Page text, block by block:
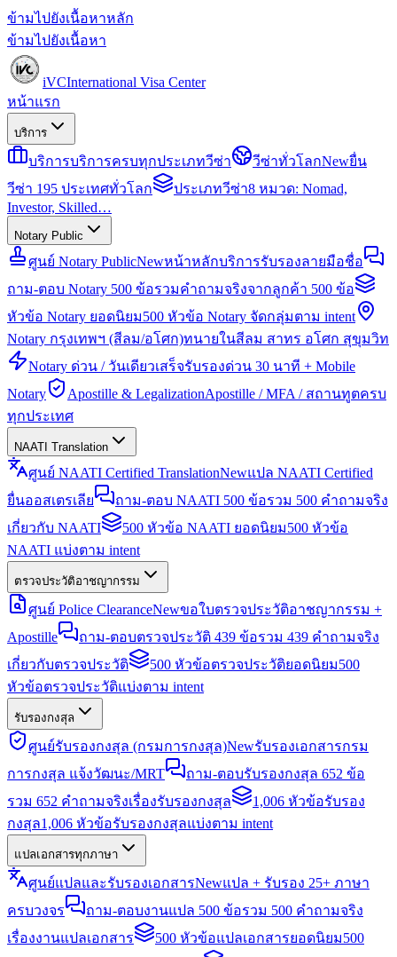
ข้ามไปยังเนื้อหาหลัก
ข้ามไปยังเนื้อหา
iVCInternational Visa Center
หน้าแรก
บริการ
บริการบริการครบทุกประเภทวีซ่า วีซ่าทั่วโลกNewยื่น
วีซ่า 195 ประเทศทั่วโลก
ประเภทวีซ่า8 หมวด: Nomad,
Investor, Skilled…
Notary Public
ศูนย์ Notary PublicNewหน้าหลักบริการรับรองลายมือชื่อ
ถาม-ตอบ Notary 500 ข้อรวมคำถามจริงจากลูกค้า 500 ข้อ
หัวข้อ Notary ยอดนิยม500 หัวข้อ Notary จัดกลุ่มตาม intent
Notary กรุงเทพฯ (สีลม/อโศก)ทนายในสีลม สาทร อโศก สุขุมวิท
Notary ด่วน / วันเดียวเสร็จรับรองด่วน 30 นาที + Mobile
Notary
Apostille & LegalizationApostille / MFA / สถานทูตครบ
ทุกประเทศ
NAATI Translation
ศูนย์ NAATI Certified TranslationNewแปล NAATI Certified
ยื่นออสเตรเลีย
ถาม-ตอบ NAATI 500 ข้อรวม 500 คำถามจริง
เกี่ยวกับ NAATI
500 หัวข้อ NAATI ยอดนิยม500 หัวข้อ
NAATI แบ่งตาม intent
ตรวจประวัติอาชญากรรม
ศูนย์ Police ClearanceNewขอใบตรวจประวัติอาชญากรรม +
Apostille
ถาม-ตอบตรวจประวัติ 439 ข้อรวม 439 คำถามจริง
เกี่ยวกับตรวจประวัติ
500 หัวข้อตรวจประวัติยอดนิยม500
หัวข้อตรวจประวัติแบ่งตาม intent
รับรองกงสุล
ศูนย์รับรองกงสุล (กรมการกงสุล)Newรับรองเอกสารกรม
การกงสุล แจ้งวัฒนะ/MRT
ถาม-ตอบรับรองกงสุล 652 ข้อ
รวม 652 คำถามจริงเรื่องรับรองกงสุล
1,006 หัวข้อรับรอง
กงสุล1,006 หัวข้อรับรองกงสุลแบ่งตาม intent
แปลเอกสารทุกภาษา
ศูนย์แปลและรับรองเอกสารNewแปล + รับรอง 25+ ภาษา
ครบวงจร
ถาม-ตอบงานแปล 500 ข้อรวม 500 คำถามจริง
เรื่องงานแปลเอกสาร
500 หัวข้อแปลเอกสารยอดนิยม500